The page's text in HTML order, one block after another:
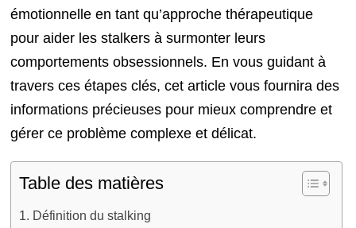
émotionnelle en tant qu’approche thérapeutique
pour aider les stalkers à surmonter leurs
comportements obsessionnels. En vous guidant à
travers ces étapes clés, cet article vous fournira des
informations précieuses pour mieux comprendre et
gérer ce problème complexe et délicat.
Table des matières
Définition du stalking